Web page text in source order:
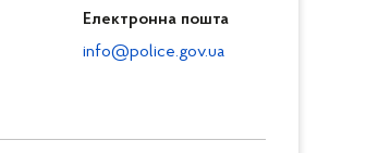
Електронна пошта
info@police.gov.ua